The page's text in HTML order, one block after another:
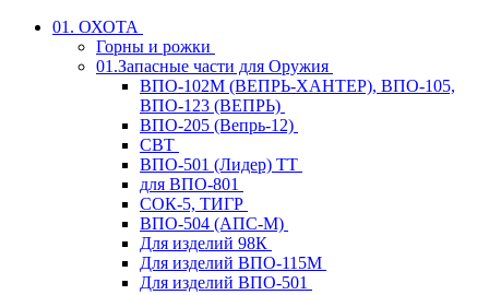
01. ОХОТА
Горны и рожки
01.Запасные части для Оружия
ВПО-102М (ВЕПРЬ-ХАНТЕР), ВПО-105,
ВПО-123 (ВЕПРЬ)
ВПО-205 (Вепрь-12)
СВТ
ВПО-501 (Лидер) ТТ
для ВПО-801
СОК-5, ТИГР
ВПО-504 (АПС-М)
Для изделий 98К
Для изделий ВПО-115М
Для изделий ВПО-501